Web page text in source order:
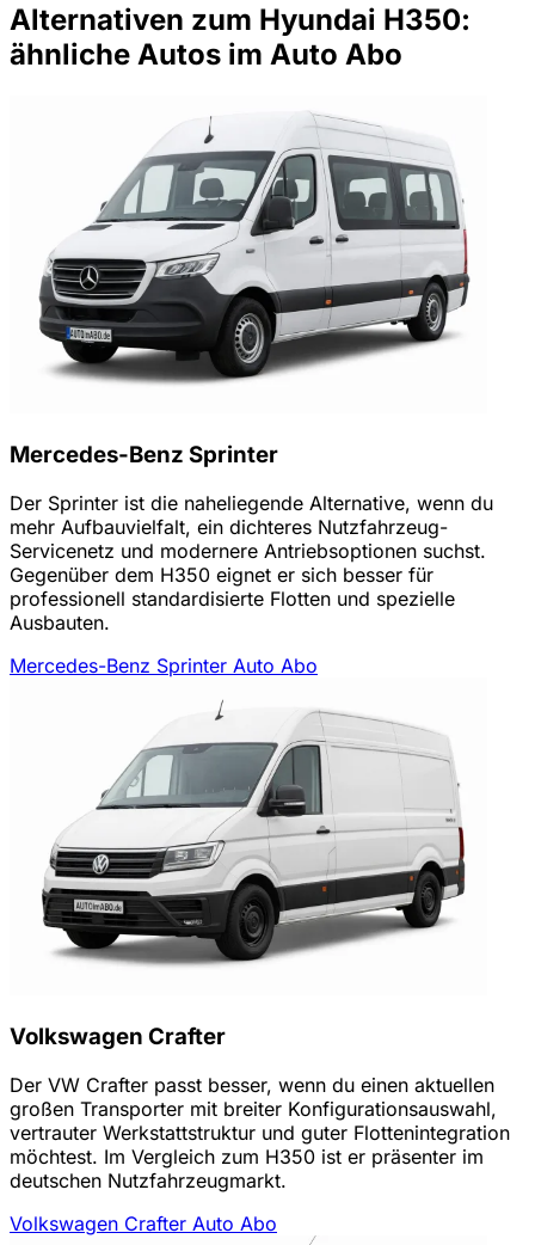
Alternativen zum Hyundai H350:
ähnliche Autos im Auto Abo
Mercedes-Benz Sprinter
Der Sprinter ist die naheliegende Alternative, wenn du
mehr Aufbauvielfalt, ein dichteres Nutzfahrzeug-
Servicenetz und modernere Antriebsoptionen suchst.
Gegenüber dem H350 eignet er sich besser für
professionell standardisierte Flotten und spezielle
Ausbauten.
Mercedes-Benz Sprinter Auto Abo
Volkswagen Crafter
Der VW Crafter passt besser, wenn du einen aktuellen
großen Transporter mit breiter Konfigurationsauswahl,
vertrauter Werkstattstruktur und guter Flottenintegration
möchtest. Im Vergleich zum H350 ist er präsenter im
deutschen Nutzfahrzeugmarkt.
Volkswagen Crafter Auto Abo